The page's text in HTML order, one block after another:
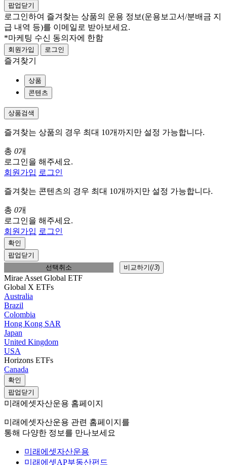
팝업닫기
로그인하여 즐겨찾는 상품의 운용 정보(운용보고서/분배금 지
급 내역 등)를 이메일로 받아보세요.
*마케팅 수신 동의자에 한함
회원가입 로그인
즐겨찾기
상품
콘텐츠
상품검색
즐겨찾는 상품의 경우 최대 10개까지만 설정 가능합니다.
총 0개
로그인을 해주세요.
회원가입 로그인
즐겨찾는 콘텐츠의 경우 최대 10개까지만 설정 가능합니다.
총 0개
로그인을 해주세요.
회원가입 로그인
확인
팝업닫기
선택취소
비교하기(/3)
Mirae Asset Global ETF
Global X ETFs
Australia
Brazil
Colombia
Hong Kong SAR
Japan
United Kingdom
USA
Horizons ETFs
Canada
확인
팝업닫기
미래에셋자산운용 홈페이지
미래에셋자산운용 관련 홈페이지를
통해 다양한 정보를 만나보세요
미래에셋자산운용
미래에셋AP부동산펀드